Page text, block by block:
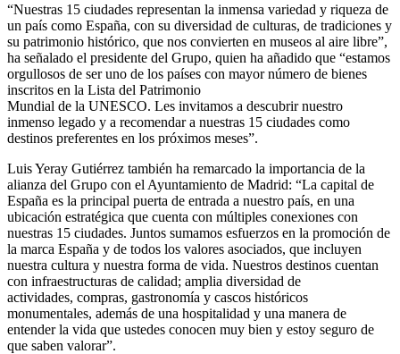
“Nuestras 15 ciudades representan la inmensa variedad y riqueza de
un país como España, con su diversidad de culturas, de tradiciones y
su patrimonio histórico, que nos convierten en museos al aire libre”,
ha señalado el presidente del Grupo, quien ha añadido que “estamos
orgullosos de ser uno de los países con mayor número de bienes
inscritos en la Lista del Patrimonio
Mundial de la UNESCO. Les invitamos a descubrir nuestro
inmenso legado y a recomendar a nuestras 15 ciudades como
destinos preferentes en los próximos meses”.
Luis Yeray Gutiérrez también ha remarcado la importancia de la
alianza del Grupo con el Ayuntamiento de Madrid: “La capital de
España es la principal puerta de entrada a nuestro país, en una
ubicación estratégica que cuenta con múltiples conexiones con
nuestras 15 ciudades. Juntos sumamos esfuerzos en la promoción de
la marca España y de todos los valores asociados, que incluyen
nuestra cultura y nuestra forma de vida. Nuestros destinos cuentan
con infraestructuras de calidad; amplia diversidad de
actividades, compras, gastronomía y cascos históricos
monumentales, además de una hospitalidad y una manera de
entender la vida que ustedes conocen muy bien y estoy seguro de
que saben valorar”.